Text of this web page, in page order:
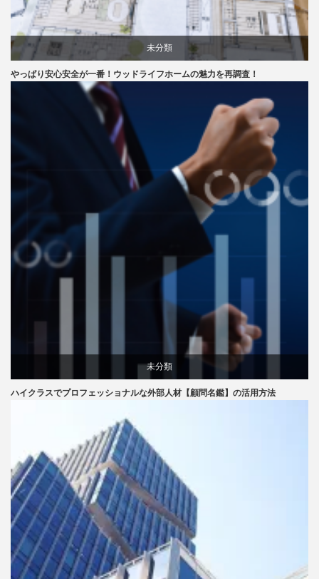
未分類
やっぱり安心安全が一番！ウッドライフホームの魅力を再調査！
未分類
ハイクラスでプロフェッショナルな外部人材【顧問名鑑】の活用方法